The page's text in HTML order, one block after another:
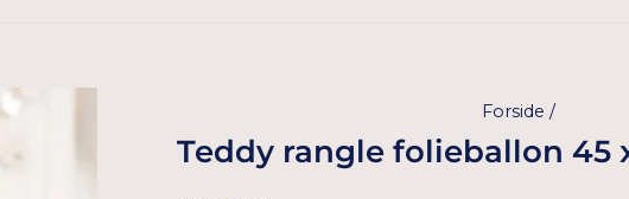
Forside /
Teddy rangle folieballon 45